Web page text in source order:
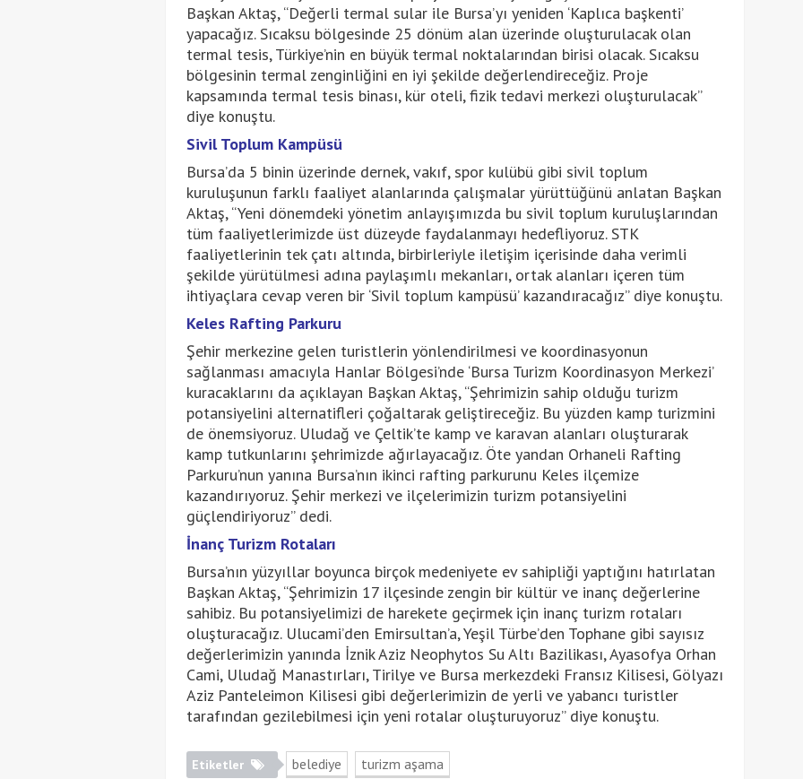
Başkan Aktaş, “Değerli termal sular ile Bursa’yı yeniden ‘Kaplıca başkenti’
yapacağız. Sıcaksu bölgesinde 25 dönüm alan üzerinde oluşturulacak olan
termal tesis, Türkiye’nin en büyük termal noktalarından birisi olacak. Sıcaksu
bölgesinin termal zenginliğini en iyi şekilde değerlendireceğiz. Proje
kapsamında termal tesis binası, kür oteli, fizik tedavi merkezi oluşturulacak”
diye konuştu.
Sivil Toplum Kampüsü
Bursa’da 5 binin üzerinde dernek, vakıf, spor kulübü gibi sivil toplum
kuruluşunun farklı faaliyet alanlarında çalışmalar yürüttüğünü anlatan Başkan
Aktaş, “Yeni dönemdeki yönetim anlayışımızda bu sivil toplum kuruluşlarından
tüm faaliyetlerimizde üst düzeyde faydalanmayı hedefliyoruz. STK
faaliyetlerinin tek çatı altında, birbirleriyle iletişim içerisinde daha verimli
şekilde yürütülmesi adına paylaşımlı mekanları, ortak alanları içeren tüm
ihtiyaçlara cevap veren bir ‘Sivil toplum kampüsü’ kazandıracağız” diye konuştu.
Keles Rafting Parkuru
Şehir merkezine gelen turistlerin yönlendirilmesi ve koordinasyonun
sağlanması amacıyla Hanlar Bölgesi’nde ‘Bursa Turizm Koordinasyon Merkezi’
kuracaklarını da açıklayan Başkan Aktaş, “Şehrimizin sahip olduğu turizm
potansiyelini alternatifleri çoğaltarak geliştireceğiz. Bu yüzden kamp turizmini
de önemsiyoruz. Uludağ ve Çeltik’te kamp ve karavan alanları oluşturarak
kamp tutkunlarını şehrimizde ağırlayacağız. Öte yandan Orhaneli Rafting
Parkuru’nun yanına Bursa’nın ikinci rafting parkurunu Keles ilçemize
kazandırıyoruz. Şehir merkezi ve ilçelerimizin turizm potansiyelini
güçlendiriyoruz” dedi.
İnanç Turizm Rotaları
Bursa’nın yüzyıllar boyunca birçok medeniyete ev sahipliği yaptığını hatırlatan
Başkan Aktaş, “Şehrimizin 17 ilçesinde zengin bir kültür ve inanç değerlerine
sahibiz. Bu potansiyelimizi de harekete geçirmek için inanç turizm rotaları
oluşturacağız. Ulucami’den Emirsultan’a, Yeşil Türbe’den Tophane gibi sayısız
değerlerimizin yanında İznik Aziz Neophytos Su Altı Bazilikası, Ayasofya Orhan
Cami, Uludağ Manastırları, Tirilye ve Bursa merkezdeki Fransız Kilisesi, Gölyazı
Aziz Panteleimon Kilisesi gibi değerlerimizin de yerli ve yabancı turistler
tarafından gezilebilmesi için yeni rotalar oluşturuyoruz” diye konuştu.
Etiketler belediye turizm aşama